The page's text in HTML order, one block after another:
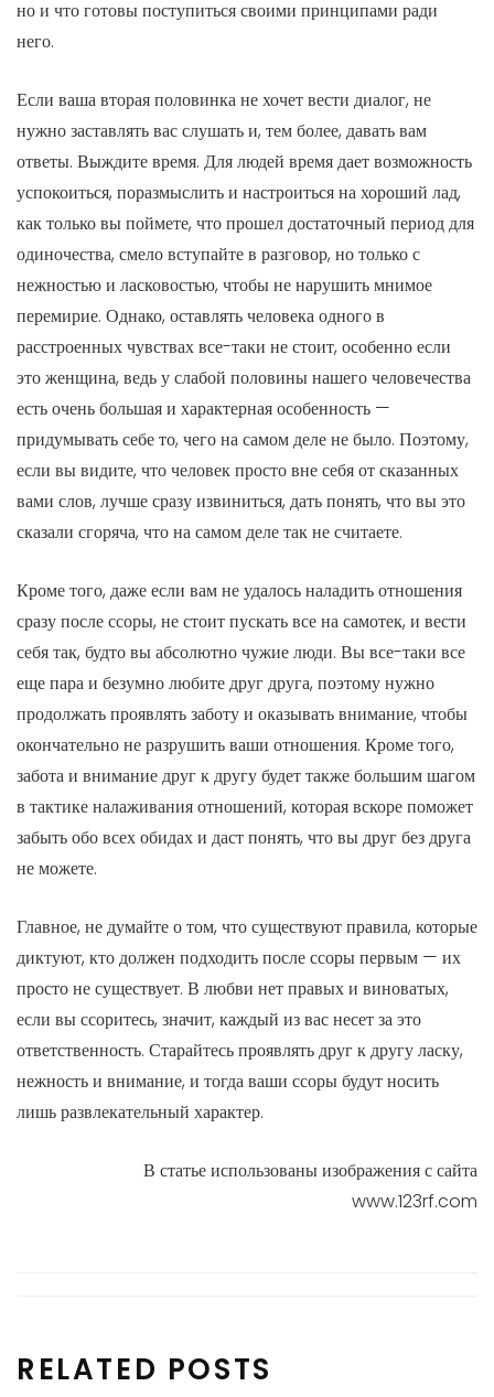
но и что готовы поступиться своими принципами ради
него.
Если ваша вторая половинка не хочет вести диалог, не
нужно заставлять вас слушать и, тем более, давать вам
ответы. Выждите время. Для людей время дает возможность
успокоиться, поразмыслить и настроиться на хороший лад,
как только вы поймете, что прошел достаточный период для
одиночества, смело вступайте в разговор, но только с
нежностью и ласковостью, чтобы не нарушить мнимое
перемирие. Однако, оставлять человека одного в
расстроенных чувствах все-таки не стоит, особенно если
это женщина, ведь у слабой половины нашего человечества
есть очень большая и характерная особенность —
придумывать себе то, чего на самом деле не было. Поэтому,
если вы видите, что человек просто вне себя от сказанных
вами слов, лучше сразу извиниться, дать понять, что вы это
сказали сгоряча, что на самом деле так не считаете.
Кроме того, даже если вам не удалось наладить отношения
сразу после ссоры, не стоит пускать все на самотек, и вести
себя так, будто вы абсолютно чужие люди. Вы все-таки все
еще пара и безумно любите друг друга, поэтому нужно
продолжать проявлять заботу и оказывать внимание, чтобы
окончательно не разрушить ваши отношения. Кроме того,
забота и внимание друг к другу будет также большим шагом
в тактике налаживания отношений, которая вскоре поможет
забыть обо всех обидах и даст понять, что вы друг без друга
не можете.
Главное, не думайте о том, что существуют правила, которые
диктуют, кто должен подходить после ссоры первым — их
просто не существует. В любви нет правых и виноватых,
если вы ссоритесь, значит, каждый из вас несет за это
ответственность. Старайтесь проявлять друг к другу ласку,
нежность и внимание, и тогда ваши ссоры будут носить
лишь развлекательный характер.
В статье использованы изображения с сайта
www.123rf.com
RELATED POSTS